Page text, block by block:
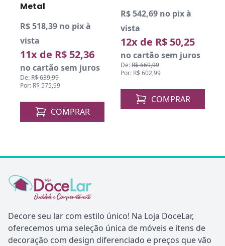
Metal
R$ 518,39 no pix à
vista
11x de R$ 52,36
no cartão sem juros
De:R$ 639,99
Por: R$ 575,99
COMPRAR
R$ 542,69 no pix à
vista
12x de R$ 50,25
no cartão sem juros
De:R$ 669,99
Por: R$ 602,99
COMPRAR
Decore seu lar com estilo único! Na Loja DoceLar,
oferecemos uma seleção única de móveis e itens de
decoração com design diferenciado e preços que vão